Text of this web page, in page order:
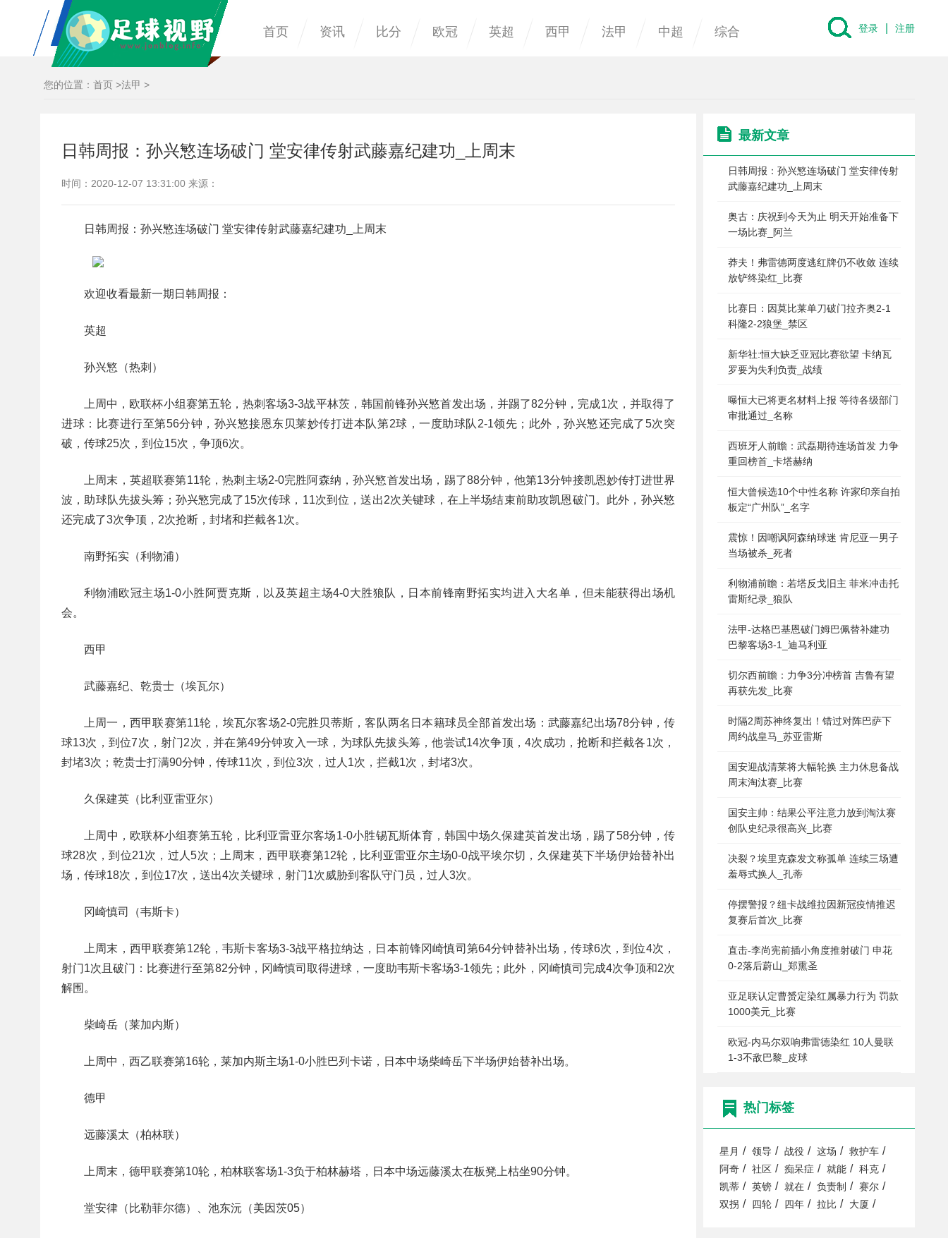
首页 资讯 比分 欧冠 英超 西甲 法甲 中超 综合 登录 注册
您的位置： 首页 >法甲 >
日韩周报：孙兴慜连场破门 堂安律传射武藤嘉纪建功_上周末
时间：2020-12-07 13:31:00 来源：
日韩周报：孙兴慜连场破门 堂安律传射武藤嘉纪建功_上周末
欢迎收看最新一期日韩周报：
英超
孙兴慜（热刺）
上周中，欧联杯小组赛第五轮，热刺客场3-3战平林茨，韩国前锋孙兴慜首发出场，并踢了82分钟，完成1次，并取得了
进球：比赛进行至第56分钟，孙兴慜接恩东贝莱妙传打进本队第2球，一度助球队2-1领先；此外，孙兴慜还完成了5次突
破，传球25次，到位15次，争顶6次。
上周末，英超联赛第11轮，热刺主场2-0完胜阿森纳，孙兴慜首发出场，踢了88分钟，他第13分钟接凯恩妙传打进世界
波，助球队先拔头筹；孙兴慜完成了15次传球，11次到位，送出2次关键球，在上半场结束前助攻凯恩破门。此外，孙兴慜
还完成了3次争顶，2次抢断，封堵和拦截各1次。
南野拓实（利物浦）
利物浦欧冠主场1-0小胜阿贾克斯，以及英超主场4-0大胜狼队，日本前锋南野拓实均进入大名单，但未能获得出场机
会。
西甲
武藤嘉纪、乾贵士（埃瓦尔）
上周一，西甲联赛第11轮，埃瓦尔客场2-0完胜贝蒂斯，客队两名日本籍球员全部首发出场：武藤嘉纪出场78分钟，传
球13次，到位7次，射门2次，并在第49分钟攻入一球，为球队先拔头筹，他尝试14次争顶，4次成功，抢断和拦截各1次，
封堵3次；乾贵士打满90分钟，传球11次，到位3次，过人1次，拦截1次，封堵3次。
久保建英（比利亚雷亚尔）
上周中，欧联杯小组赛第五轮，比利亚雷亚尔客场1-0小胜锡瓦斯体育，韩国中场久保建英首发出场，踢了58分钟，传
球28次，到位21次，过人5次；上周末，西甲联赛第12轮，比利亚雷亚尔主场0-0战平埃尔切，久保建英下半场伊始替补出
场，传球18次，到位17次，送出4次关键球，射门1次威胁到客队守门员，过人3次。
冈崎慎司（韦斯卡）
上周末，西甲联赛第12轮，韦斯卡客场3-3战平格拉纳达，日本前锋冈崎慎司第64分钟替补出场，传球6次，到位4次，
射门1次且破门：比赛进行至第82分钟，冈崎慎司取得进球，一度助韦斯卡客场3-1领先；此外，冈崎慎司完成4次争顶和2次
解围。
柴崎岳（莱加内斯）
上周中，西乙联赛第16轮，莱加内斯主场1-0小胜巴列卡诺，日本中场柴崎岳下半场伊始替补出场。
德甲
远藤溪太（柏林联）
上周末，德甲联赛第10轮，柏林联客场1-3负于柏林赫塔，日本中场远藤溪太在板凳上枯坐90分钟。
堂安律（比勒菲尔德）、池东沅（美因茨05）
最新文章
日韩周报：孙兴慜连场破门 堂安律传射
武藤嘉纪建功_上周末
奥古：庆祝到今天为止 明天开始准备下
一场比赛_阿兰
莽夫！弗雷德两度逃红牌仍不收敛 连续
放铲终染红_比赛
比赛日：因莫比莱单刀破门拉齐奥2-1
科隆2-2狼堡_禁区
新华社:恒大缺乏亚冠比赛欲望 卡纳瓦
罗要为失利负责_战绩
曝恒大已将更名材料上报 等待各级部门
审批通过_名称
西班牙人前瞻：武磊期待连场首发 力争
重回榜首_卡塔赫纳
恒大曾候选10个中性名称 许家印亲自拍
板定“广州队”_名字
震惊！因嘲讽阿森纳球迷 肯尼亚一男子
当场被杀_死者
利物浦前瞻：若塔反戈旧主 菲米冲击托
雷斯纪录_狼队
法甲-达格巴基恩破门姆巴佩替补建功
巴黎客场3-1_迪马利亚
切尔西前瞻：力争3分冲榜首 吉鲁有望
再获先发_比赛
时隔2周苏神终复出！错过对阵巴萨下
周约战皇马_苏亚雷斯
国安迎战清莱将大幅轮换 主力休息备战
周末淘汰赛_比赛
国安主帅：结果公平注意力放到淘汰赛
创队史纪录很高兴_比赛
决裂？埃里克森发文称孤单 连续三场遭
羞辱式换人_孔蒂
停摆警报？纽卡战维拉因新冠疫情推迟
复赛后首次_比赛
直击-李尚宪前插小角度推射破门 申花
0-2落后蔚山_郑熏圣
亚足联认定曹赟定染红属暴力行为 罚款
1000美元_比赛
欧冠-内马尔双响弗雷德染红 10人曼联
1-3不敌巴黎_皮球
热门标签
星月 / 领导 / 战役 / 这场 / 救护车 /
阿奇 / 社区 / 痴呆症 / 就能 / 科克 /
凯蒂 / 英镑 / 就在 / 负责制 / 赛尔 /
双拐 / 四轮 / 四年 / 拉比 / 大厦 /